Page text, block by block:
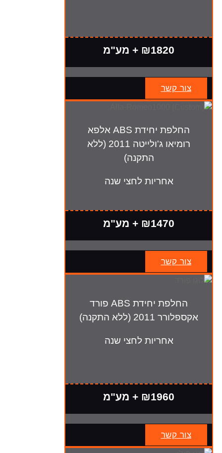
₪1820 + מע"מ
צור קשר
החלפת יחידת ABS אלפא
רומיאו ג'ולייטה 2011 (ללא
התקנה)
אחריות לחצי שנה
₪1470 + מע"מ
צור קשר
החלפת יחידת ABS פורד
אקספלורר 2011 (ללא התקנה)
אחריות לחצי שנה
₪1960 + מע"מ
צור קשר